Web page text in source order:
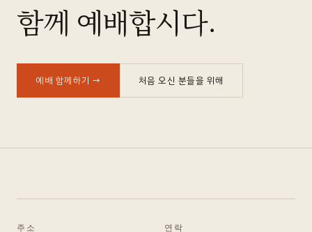
함께 예배합시다.
예배 함께하기 → 처음 오신 분들을 위해
주소 연락